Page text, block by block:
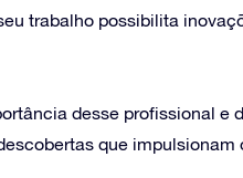
trabalho possibilita
desse profissional e
que